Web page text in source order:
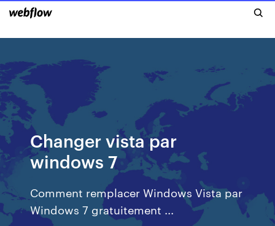
Changer vista par
windows 7
Comment remplacer Windows Vista par
Windows 7 gratuitement ...